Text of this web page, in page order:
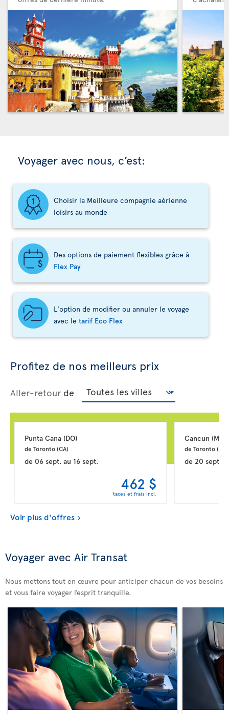
Voyager avec nous, c’est:
Choisir la Meilleure compagnie aérienne
loisirs au monde
Des options de paiement flexibles grâce à
Flex Pay
L'option de modifier ou annuler le voyage
avec le tarif Eco Flex
Profitez de nos meilleurs prix
Aller-retour de
Punta Cana (DO)
de Toronto (CA)
de 06 sept.au 16 sept.
462 $
taxes et frais incl.
Cancun (MX)
de Toronto (CA)
de 20 sept.
Voir plus d'offres
Voyager avec Air Transat
Nous mettons tout en œuvre pour anticiper chacun de vos besoins
et vous faire voyager l’esprit tranquille.